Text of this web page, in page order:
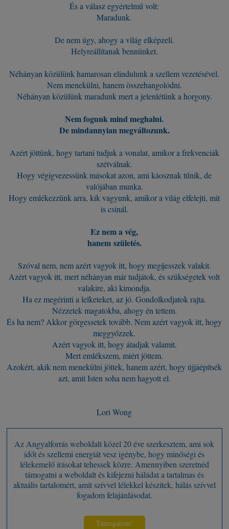
És a válasz egyértelmű volt:
Maradunk.
De nem úgy, ahogy a világ elképzeli.
Helyreállítanak bennünket.
Néhányan közülünk hamarosan elindulunk a szellem vezetésével.
Nem menekülni, hanem összehangolódni.
Néhányan közülünk maradunk mert a jelenlétünk a horgony.
Nem fogunk mind meghalni.
De mindannyian megváltozunk.
Azért jöttünk, hogy tartani tudjuk a vonalat, amikor a frekvenciák
szétválnak.
Hogy végigvezessünk másokat azon, ami káosznak tűnik, de
valójában munka.
Hogy emlékezzünk arra, kik vagyunk, amikor a világ elfelejti, mit
is csinál.
Ez nem a vég,
hanem születés.
Szóval nem, nem azért vagyok itt, hogy megijesszek valakit.
Azért vagyok itt, mert néhányan már tudjátok, és szükségetek volt
valakire, aki kimondja.
Ha ez megérinti a lelketeket, az jó. Gondolkodjatok rajta.
Nézzetek magatokba, ahogy én tettem.
És ha nem? Akkor görgessetek tovább. Nem azért vagyok itt, hogy
meggyőzzek.
Azért vagyok itt, hogy átadjak valamit.
Mert emlékszem, miért jöttem.
Azokért, akik nem menekülni jöttek, hanem azért, hogy újjáépítsék
azt, amit Isten soha nem hagyott el.
Lori Wong
Az Angyalforrás weboldalt közel 20 éve szerkesztem, ami sok
időt és szellemi energiát vesz igénybe, hogy minőségi és
lélekemelő írásokat tehessek közre. Amennyiben szeretnéd
támogatni a weboldalt és kifejezni háládat a tartalmas és
aktuális tartalomért, amit szívvel lélekkel készítek, hálás szívvel
fogadom felajánlásodat.
Támogatom!